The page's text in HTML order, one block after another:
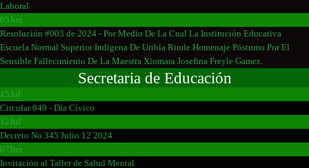
Laboral
05Jun
Resolución #003 de 2024 - Por Medio De La Cual La Institución Educativa
Escuela Normal Superior Indígena De Uribía Rinde Homenaje Póstumo Por El
Sensible Fallecimiento De La Maestra Xiomara Josefina Freyle Gamez.
Secretaria de Educación
15Jul
Circular 049 - Día Cívico
12Jul
Decreto No 345 Julio 12 2024
07Jun
Invitación al Taller de Salud Mental